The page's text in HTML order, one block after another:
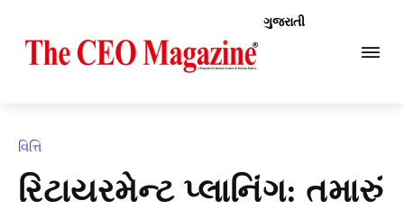
ગુજરાતી
વિત્તિ
રિટાયરમેન્ટ પ્લાનિંગ: તમારું